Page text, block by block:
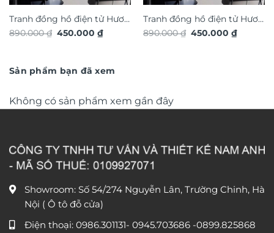
Tranh đồng hồ điện tử Hươu
Tài Lộc TG4917S
890.000₫ Giá
gốc
450.000₫Giá
Tranh đồng hồ điện tử Hươu
Tài Lộc TG4916S
890.000₫ Giá
gốc
450.000₫Giá
Sản phẩm bạn đã xem
Không có sản phẩm xem gần đây
Showroom: Số 54/274 Nguyễn Lân, Trường Chinh, Hà
Nội ( Ô tô đỗ cửa)
Điện thoại: 0986.301131- 0945.703686 -0899.825868